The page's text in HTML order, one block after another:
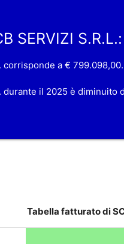
SERVIZI S.R.L.:
corrisponde a € 799.098,00.
durante il 2025 è diminuito
Tabella fatturato di